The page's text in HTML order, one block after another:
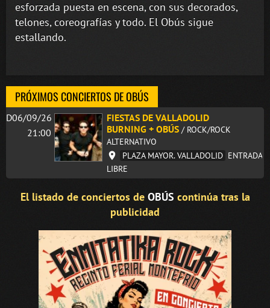
esforzada puesta en escena, con sus decorados,
telones, coreografías y todo. El Obús sigue
estallando.
PRÓXIMOS CONCIERTOS DE OBÚS
D06/09/26
21:00
FIESTAS DE VALLADOLID
BURNING + OBÚS / ROCK/ROCK
ALTERNATIVO
PLAZA MAYOR. VALLADOLID ENTRADA
LIBRE
El listado de conciertos de OBÚS continúa tras la
publicidad